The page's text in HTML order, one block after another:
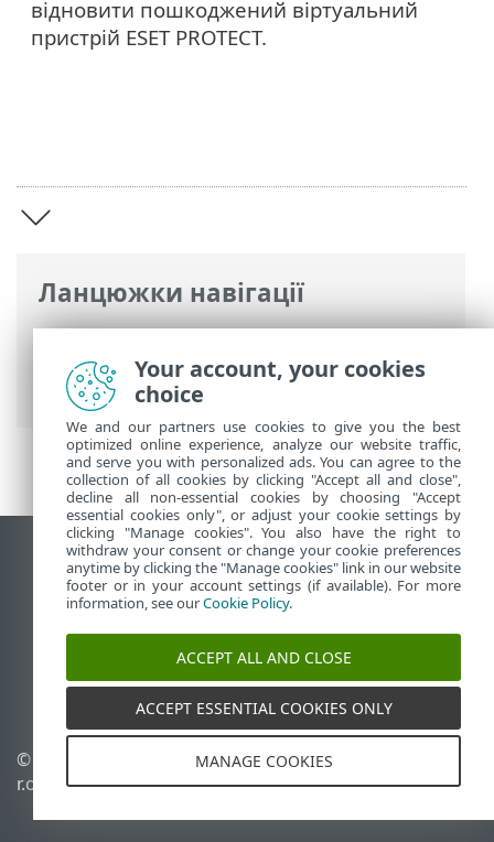
Ланцюжки навігації
Інтерактивна довідка ESET>ESET
PROTECT On-Prem>Огляд віртуального
пристрою ESET PROTECT
відновити пошкоджений віртуальний
пристрій ESET PROTECT.
Переглянути повну версію
End of Life
База знань ESET
ESET Status Portal
Регіональна підтримка
© 1992 - 2026 ESET, spol. s
r.o. - Усі права захищено.
Керувати файлами cookie
Політика щодо файлів
Your account, your cookies
choice
We and our partners use cookies to give you the best
optimized online experience, analyze our website traffic,
and serve you with personalized ads. You can agree to the
collection of all cookies by clicking "Accept all and close",
decline all non-essential cookies by choosing "Accept
essential cookies only", or adjust your cookie settings by
clicking "Manage cookies". You also have the right to
withdraw your consent or change your cookie preferences
anytime by clicking the "Manage cookies" link in our website
footer or in your account settings (if available). For more
information, see ourCookie Policy.
ACCEPT ALL AND CLOSE
ACCEPT ESSENTIAL COOKIES ONLY
MANAGE COOKIES